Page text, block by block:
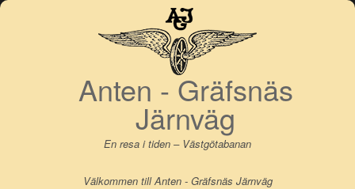
Skip
Anten - Gräfsnäs
Järnväg
En resa i tiden – Västgötabanan
Välkommen till Anten - Gräfsnäs Järnväg